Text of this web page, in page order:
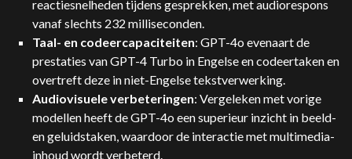
reactiesnelheden tijdens gesprekken, met audiorespons
vanaf slechts 232 milliseconden.
Taal- en codeercapaciteiten: GPT-4o evenaart de
prestaties van GPT-4 Turbo in Engelse en codeertaken en
overtreft deze in niet-Engelse tekstverwerking.
Audiovisuele verbeteringen: Vergeleken met vorige
modellen heeft de GPT-4o een superieur inzicht in beeld-
en geluidstaken, waardoor de interactie met multimedia-
inhoud wordt verbeterd.